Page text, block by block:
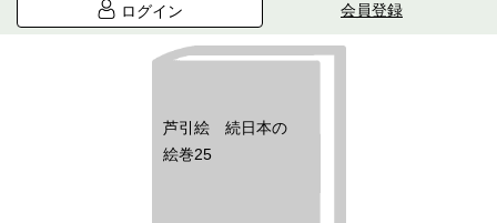
ログイン 会員登録
芦引絵 続日本の
絵巻25